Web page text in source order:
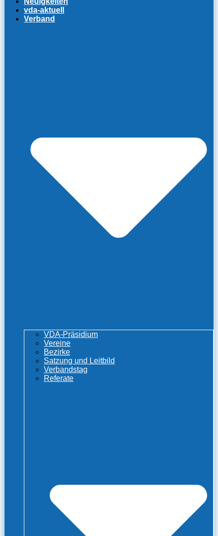
vda-aktuell
Verband
VDA-Präsidium
Vereine
Bezirke
Satzung und Leitbild
Verbandstag
Referate